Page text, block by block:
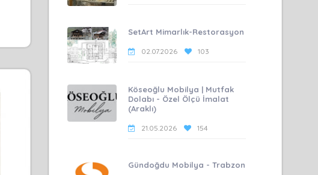
SetArt Mimarlık-Restorasyon
02.07.2026 103
Köseoğlu Mobilya | Mutfak
Dolabı - Özel Ölçü İmalat
(Araklı)
21.05.2026 154
Gündoğdu Mobilya - Trabzon